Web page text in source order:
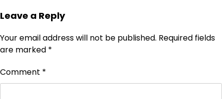
Leave a Reply
Your email address will not be published. Required fields
are marked *
Comment *